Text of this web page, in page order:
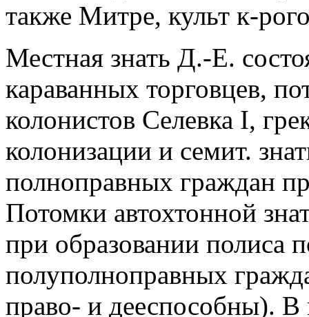
также Митре, культ к-
Местная знать Д.-Е.
караванных торговцев,
колонистов Селевка I,
колонизации и семит.
полноправных граждан
Потомки автохтонной
при образовании полиса
полуполноправных
право- и дееспособны). В